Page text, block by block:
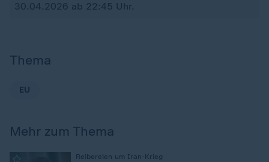
30.04.2026 ab 22:45 Uhr.
Thema
EU
Mehr zum Thema
Reibereien um Iran-Krieg